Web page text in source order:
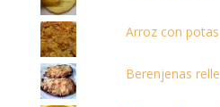
Arroz con potas
Berenjenas